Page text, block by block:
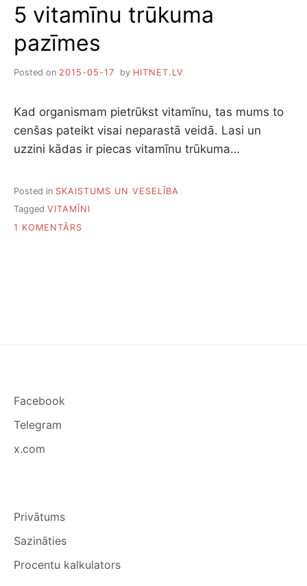
C
VITAMĪNA
5 vitamīnu trūkuma
pazīmes
Posted on 2015-05-17 by HITNET.LV
Kad organismam pietrūkst vitamīnu, tas mums to
cenšas pateikt visai neparastā veidā. Lasi un
uzzini kādas ir piecas vitamīnu trūkuma…
Posted in SKAISTUMS UN VESELĪBA
Tagged VITAMĪNI
1 KOMENTĀRS
Facebook
Telegram
x.com
Privātums
Sazināties
Procentu kalkulators